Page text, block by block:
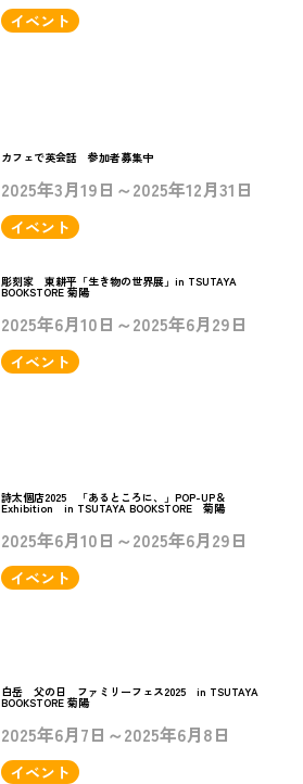
イベント
カフェで英会話 参加者募集中
2025年3月19日～2025年12月31日
イベント
彫刻家 東耕平「生き物の世界展」in TSUTAYA
BOOKSTORE 菊陽
2025年6月10日～2025年6月29日
イベント
詩太個店2025 「あるところに、」POP-UP＆
Exhibition in TSUTAYA BOOKSTORE 菊陽
2025年6月10日～2025年6月29日
イベント
白岳 父の日 ファミリーフェス2025 in TSUTAYA
BOOKSTORE 菊陽
2025年6月7日～2025年6月8日
イベント